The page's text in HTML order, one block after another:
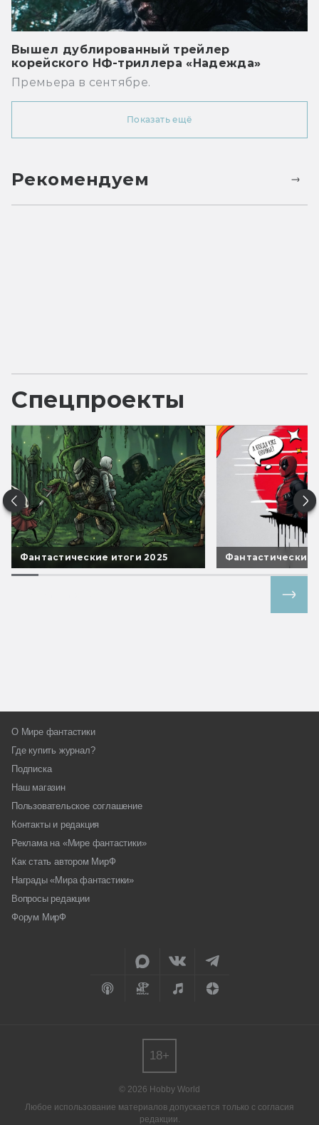
Вышел дублированный трейлер
корейского НФ-триллера «Надежда»
Премьера в сентябре.
Показать ещё
Рекомендуем
Спецпроекты
Фантастические итоги 2025 Фантастические
О Мире фантастики
Где купить журнал?
Подписка
Наш магазин
Пользовательское соглашение
Контакты и редакция
Реклама на «Мире фантастики»
Как стать автором МирФ
Награды «Мира фантастики»
Вопросы редакции
Форум МирФ
© 2026 Hobby World
Любое использование материалов допускается только с согласия
редакции.
18+